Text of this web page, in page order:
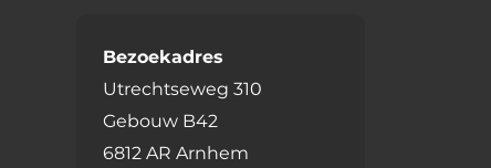
Bezoekadres
Utrechtseweg 310
Gebouw B42
6812 AR Arnhem